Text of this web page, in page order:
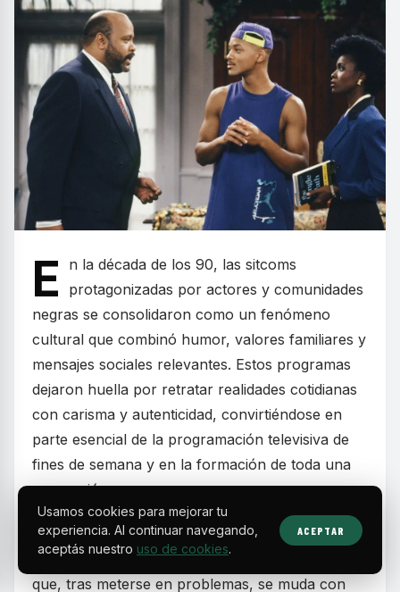
E
n la década de los 90, las sitcoms
protagonizadas por actores y comunidades
negras se consolidaron como un fenómeno
cultural que combinó humor, valores familiares y
mensajes sociales relevantes. Estos programas
dejaron huella por retratar realidades cotidianas
con carisma y autenticidad, convirtiéndose en
parte esencial de la programación televisiva de
fines de semana y en la formación de toda una
generación.
Series comoThe Fresh Prince of Bel-Air
mostraron la historia de un joven de Filadelfia
que, tras meterse en problemas, se muda con
Usamos cookies para mejorar tu
experiencia. Al continuar navegando,
aceptás nuestro uso de cookies.
ACEPTAR